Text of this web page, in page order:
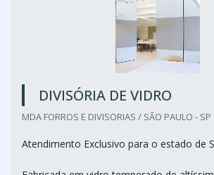
DIVISÓRIA DE VIDRO
MDA FORROS E DIVISORIAS / SÃO PAULO - SP
Atendimento Exclusivo para o estado de